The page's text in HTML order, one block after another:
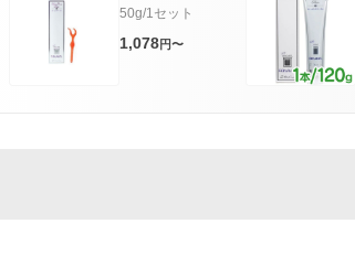
50g/1セット
1,078円〜